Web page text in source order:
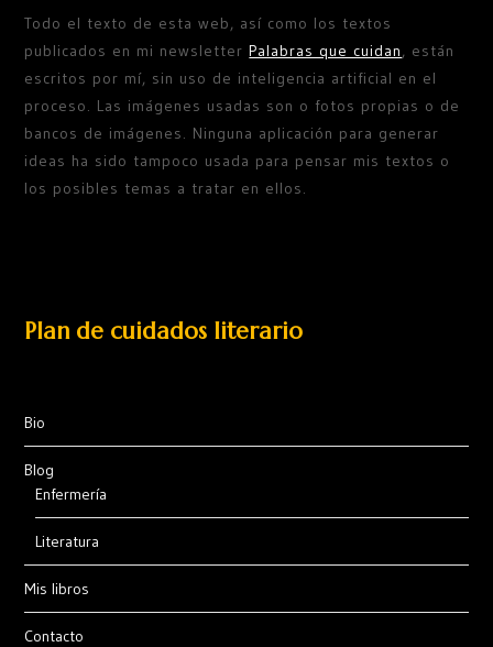
Todo el texto de esta web, así como los textos
publicados en mi newsletterPalabras que cuidan, están
escritos por mí, sin uso de inteligencia artificial en el
proceso. Las imágenes usadas son o fotos propias o de
bancos de imágenes. Ninguna aplicación para generar
ideas ha sido tampoco usada para pensar mis textos o
los posibles temas a tratar en ellos.
Plan de cuidados literario
Bio
Blog
Enfermería
Literatura
Mis libros
Contacto